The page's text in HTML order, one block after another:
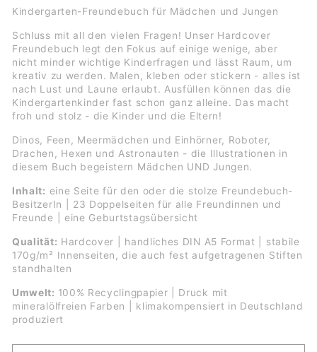
Kindergarten-Freundebuch für Mädchen und Jungen
Schluss mit all den vielen Fragen! Unser Hardcover
Freundebuch legt den Fokus auf einige wenige, aber
nicht minder wichtige Kinderfragen und lässt Raum, um
kreativ zu werden. Malen, kleben oder stickern - alles ist
nach Lust und Laune erlaubt. Ausfüllen können das die
Kindergartenkinder fast schon ganz alleine. Das macht
froh und stolz - die Kinder und die Eltern!
Dinos, Feen, Meermädchen und Einhörner, Roboter,
Drachen, Hexen und Astronauten - die Illustrationen in
diesem Buch begeistern Mädchen UND Jungen.
Inhalt: eine Seite für den oder die stolze Freundebuch-
BesitzerIn
23 Doppelseiten für alle Freundinnen und
Freunde | eine Geburtstagsübersicht
Qualität: Hardcover | handliches DIN A5 Format | stabile
170g/m² Innenseiten, die auch fest aufgetragenen Stiften
standhalten
Umwelt: 100% Recyclingpapier | Druck mit
mineralölfreien Farben | klimakompensiert in Deutschland
produziert